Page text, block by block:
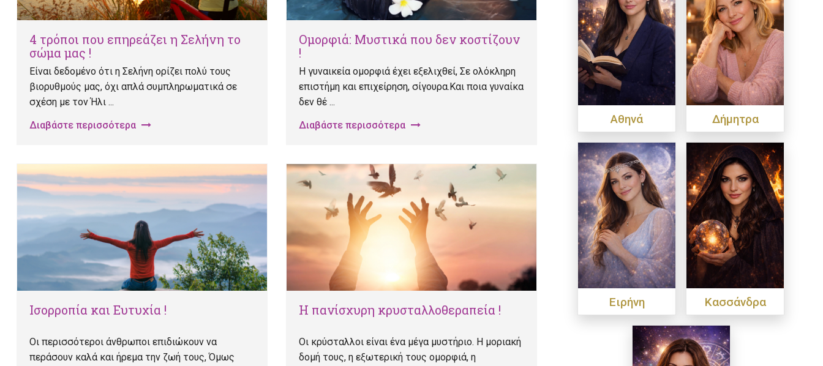
4 τρόποι που επηρεάζει η Σελήνη το
σώμα μας !
Είναι δεδομένο ότι η Σελήνη ορίζει πολύ τους
βιορυθμούς μας, όχι απλά συμπληρωματικά σε
σχέση με τον Ήλι ...
Διαβάστε περισσότερα
Ομορφιά: Μυστικά που δεν κοστίζουν
!
Η γυναικεία ομορφιά έχει εξελιχθεί, Σε ολόκληρη
επιστήμη και επιχείρηση, σίγουρα.Και ποια γυναίκα
δεν θέ ...
Διαβάστε περισσότερα
Ισορροπία και Ευτυχία !
Οι περισσότεροι άνθρωποι επιδιώκουν να
περάσουν καλά και ήρεμα την ζωή τους, Όμως
Η πανίσχυρη κρυσταλλοθεραπεία !
Οι κρύσταλλοι είναι ένα μέγα μυστήριο. Η μοριακή
δομή τους, η εξωτερική τους ομορφιά, η
Αθηνά Δήμητρα
Ειρήνη Κασσάνδρα